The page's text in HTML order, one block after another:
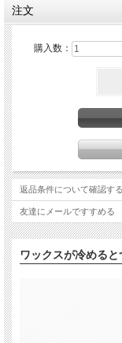
注文
購入数：
返品条件について確認する
友達にメールですすめる
ワックスが冷める